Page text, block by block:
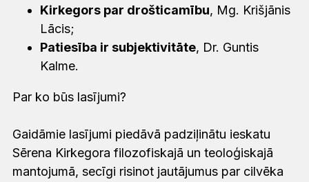
Kirkegors par drošticamību, Mg. Krišjānis
Lācis;
Patiesība ir subjektivitāte, Dr. Guntis
Kalme.
Par ko būs lasījumi?
Gaidāmie lasījumi piedāvā padziļinātu ieskatu
Sērena Kirkegora filozofiskajā un teoloģiskajā
mantojumā, secīgi risinot jautājumus par cilvēka